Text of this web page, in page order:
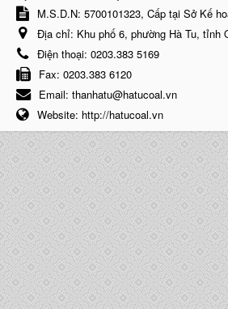
M.S.D.N: 5700101323, Cấp tại Sở Kế
Địa chỉ: Khu phố 6, phường Hà Tu, tỉnh
Điện thoại: 0203.383 5169
Fax: 0203.383 6120
Email: thanhatu@hatucoal.vn
Website: http://hatucoal.vn